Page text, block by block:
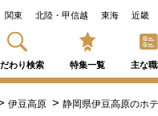
関東 北陸・甲信越 東海 近畿
わり検索 特集一覧 主な
伊豆高原 静岡県伊豆高原のホ